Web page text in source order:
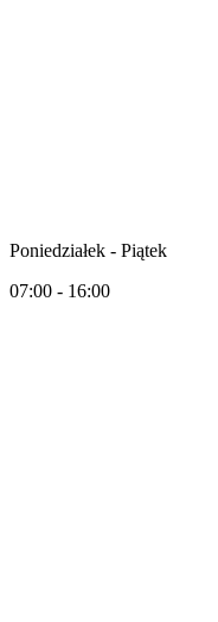
Poniedziałek - Piątek
07:00 - 16:00